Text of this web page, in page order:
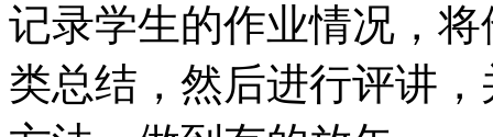
记录学生的作业情况，
类总结，然后进行评讲